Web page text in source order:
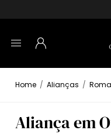
Home / Alianças /
Aliança em